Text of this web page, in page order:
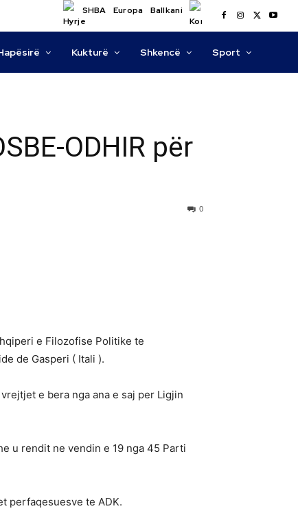
SHBA Europa Ballkani
Kukturë Shkencë Sport
ODHIR për
0
e Filozofise Politike te
de Gasperi ( Itali ).
e bera nga ana e saj per Ligjin
u rendit ne vendin e 19 nga 45 Parti
perfaqesuesve te ADK.